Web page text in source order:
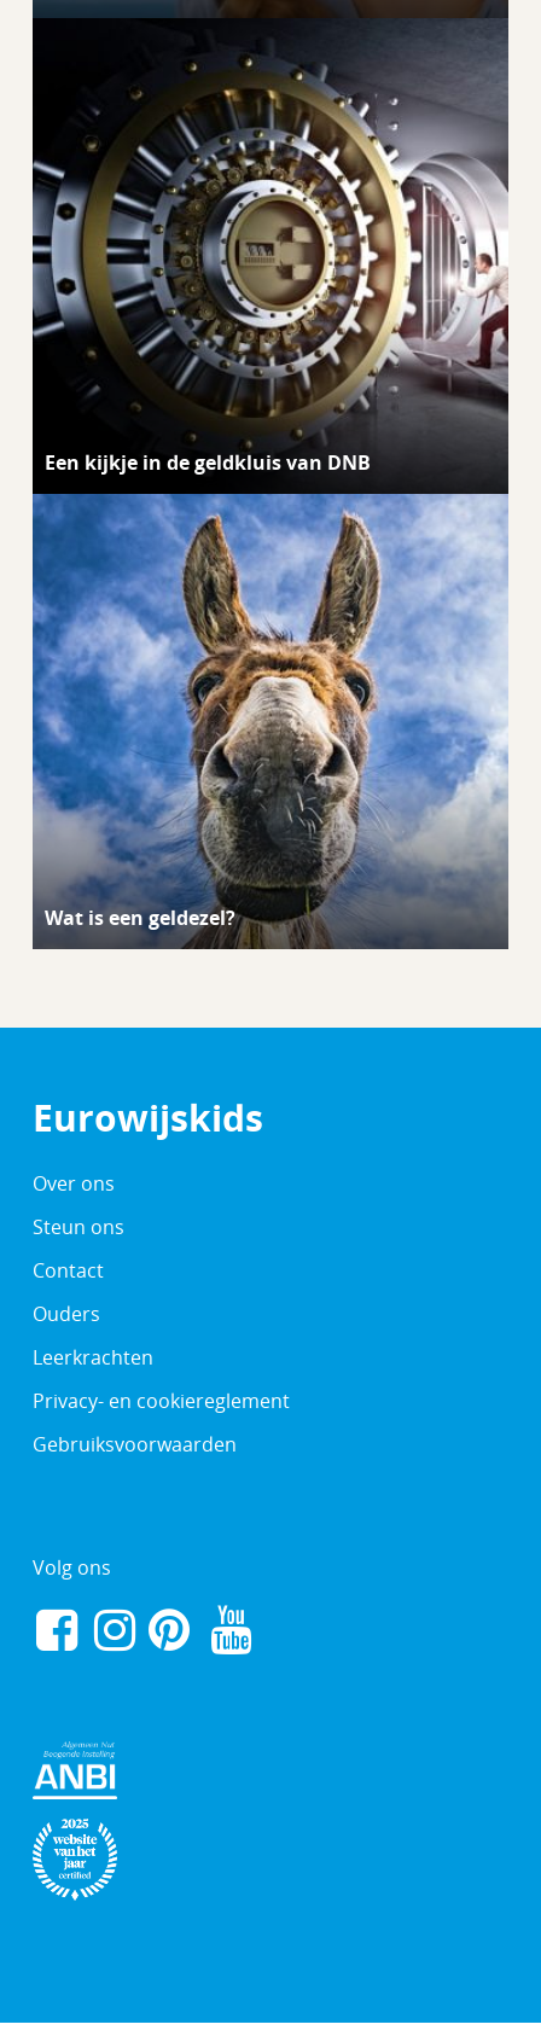
Een kijkje in de geldkluis van DNB
Wat is een geldezel?
Eurowijskids
Over ons
Steun ons
Contact
Ouders
Leerkrachten
Privacy- en cookiereglement
Gebruiksvoorwaarden
Volg ons